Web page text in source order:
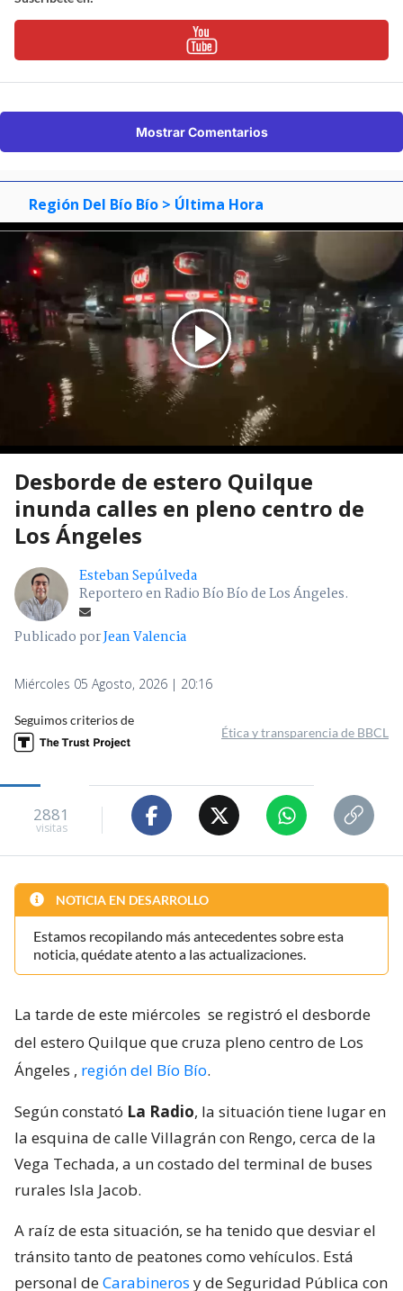
Mostrar Comentarios
Región Del Bío Bío > Última Hora
Desborde de estero Quilque
inunda calles en pleno centro de
Los Ángeles
Esteban Sepúlveda
Reportero en Radio Bío Bío de Los Ángeles.
Publicado porJean Valencia
Miércoles 05 Agosto, 2026 | 20:16
Seguimos criterios de
Ética y transparencia de BBCL
2881
visitas
NOTICIA EN DESARROLLO
Estamos recopilando más antecedentes sobre esta
noticia, quédate atento a las actualizaciones.
La tarde de este miércoles se registró el desborde
del estero Quilque que cruza pleno centro de Los
Ángeles , región del Bío Bío.
Según constató La Radio, la situación tiene lugar en
la esquina de calle Villagrán con Rengo, cerca de la
Vega Techada, a un costado del terminal de buses
rurales Isla Jacob.
A raíz de esta situación, se ha tenido que desviar el
tránsito tanto de peatones como vehículos. Está
personal deCarabineros y de Seguridad Pública con